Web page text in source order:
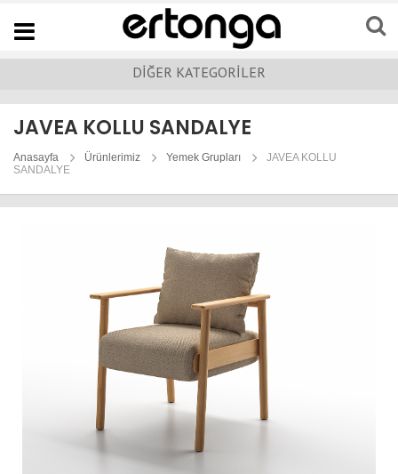
Navigation
DİĞER KATEGORİLER
JAVEA KOLLU SANDALYE
Anasayfa Ürünlerimiz Yemek Grupları
JAVEA KOLLU
SANDALYE